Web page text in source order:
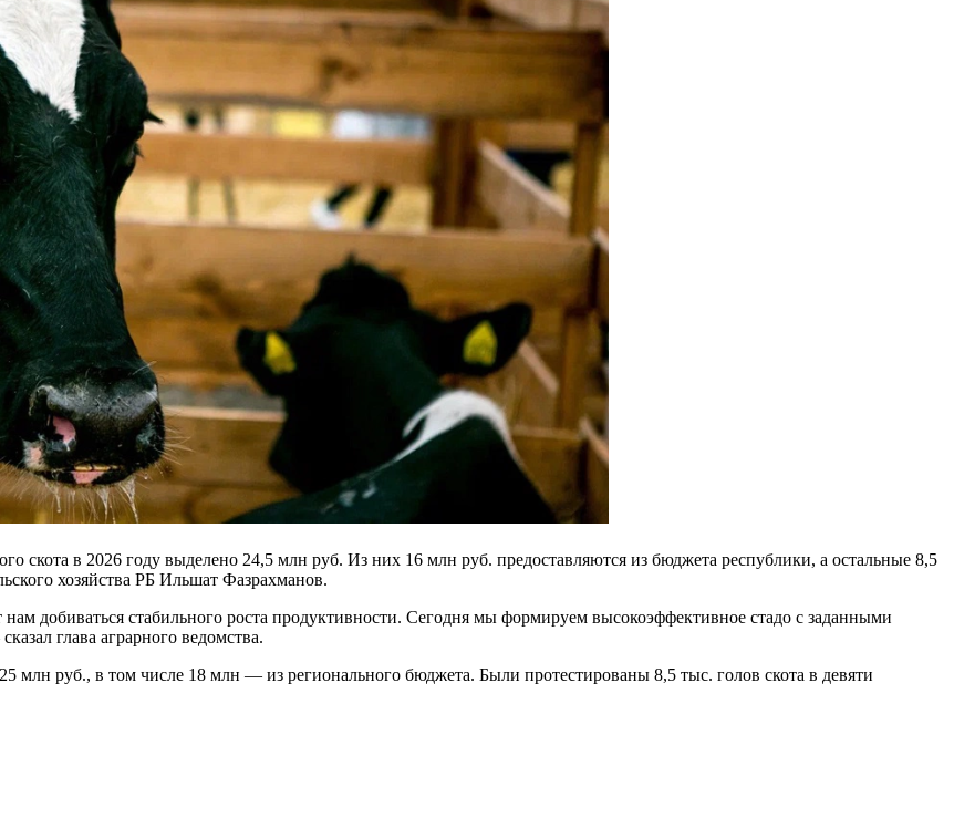
скота в 2026 году выделено 24,5 млн руб. Из них 16 млн руб. предоставляются из бюджета республики, а остальные 8,5
хозяйства РБ Ильшат Фазрахманов.
добиваться стабильного роста продуктивности. Сегодня мы формируем высокоэффективное стадо с заданными
глава аграрного ведомства.
млн руб., в том числе 18 млн — из регионального бюджета. Были протестированы 8,5 тыс. голов скота в девяти